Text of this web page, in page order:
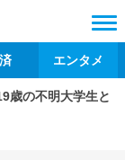
エンタメ
歳の不明大学生と